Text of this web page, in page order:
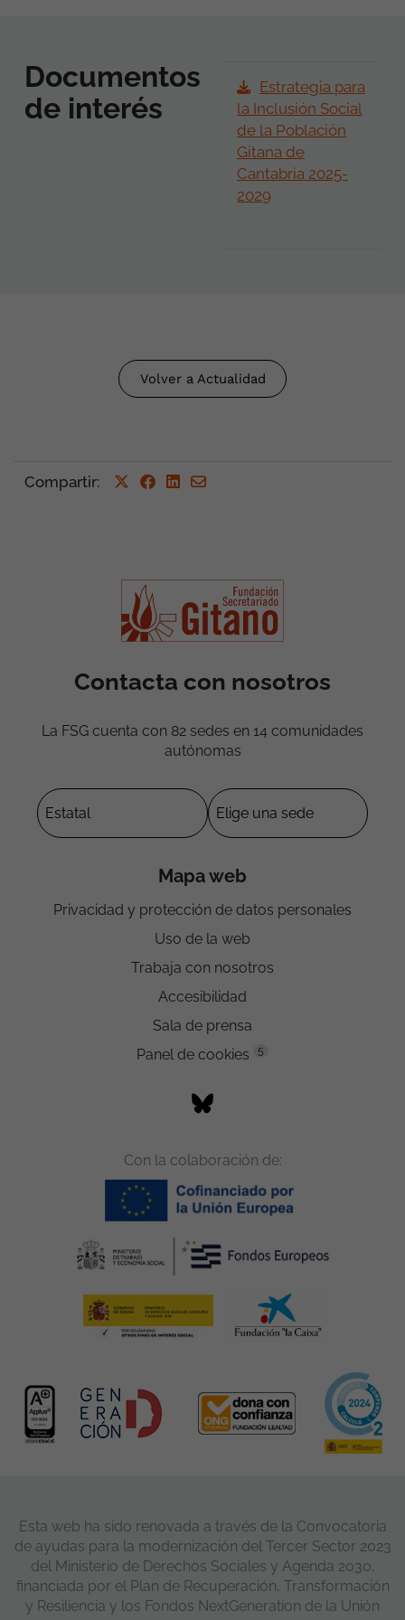
Documentos
de interés
Estrategia para
la Inclusión Social
de la Población
Gitana de
Cantabria 2025-
2029
Volver a Actualidad
Compartir:
Contacta con nosotros
La FSG cuenta con 82 sedes en 14 comunidades
autónomas
Mapa web
Privacidad y protección de datos personales
Uso de la web
Trabaja con nosotros
Accesibilidad
Sala de prensa
Panel de cookies
5
Con la colaboración de:
Esta web ha sido renovada a través de la Convocatoria
de ayudas para la modernización del Tercer Sector 2023
del Ministerio de Derechos Sociales y Agenda 2030,
financiada por el Plan de Recuperación, Transformación
y Resiliencia y los Fondos NextGeneration de la Unión